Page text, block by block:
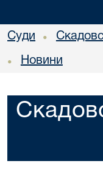
Суди •
• Новини